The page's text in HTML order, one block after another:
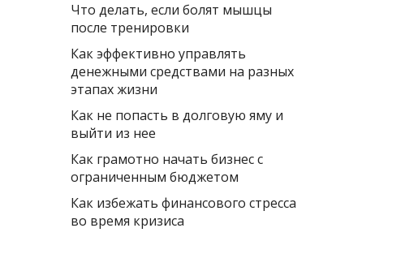
Что делать, если болят мышцы
после тренировки
Как эффективно управлять
денежными средствами на разных
этапах жизни
Как не попасть в долговую яму и
выйти из нее
Как грамотно начать бизнес с
ограниченным бюджетом
Как избежать финансового стресса
во время кризиса